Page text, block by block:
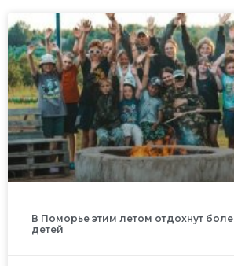
В Поморье этим летом отдохнут
детей